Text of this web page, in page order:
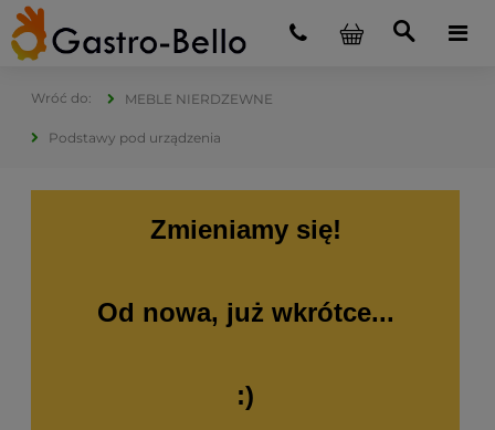
MEBLE NIERDZEWNE
Podstawy pod urządzenia
Zmieniamy się!
Od nowa, już wkrótce...
:)